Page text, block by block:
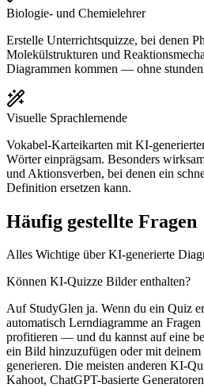
Biologie- und Chemielehrer
Erstelle Unterrichtsquizze, bei denen
Molekülstrukturen und
Diagrammen kommen — ohne
Visuelle Sprachlernende
Vokabel-Karteikarten mit KI-
Wörter einprägsam. Besonders
und Aktionsverben, bei denen ein
Definition ersetzen kann.
Häufig gestellte Fragen
Alles Wichtige über KI-generierte
Können KI-Quizze Bilder enthalten?
Auf StudyGlen ja. Wenn du ein Quiz
automatisch Lerndiagramme an
profitieren — und du kannst auf eine
ein Bild hinzuzufügen oder mit deinem
generieren. Die meisten anderen KI-
Kahoot, ChatGPT-basierte